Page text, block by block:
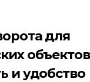
для
и удобство